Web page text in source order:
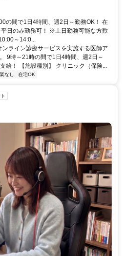
の間で1日4時間、週2日～勤務OK！ 在
日のみ勤務可！ ※土日勤務可能な方歓
～14:0...
ライン診療サービスを実施する医師ア
9時～21時の間で1日4時間、週2日～
給！ 【施設種別】 クリニック（保険...
なし 在宅OK